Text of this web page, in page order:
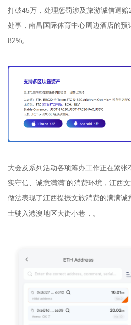
打破45万，处理惩罚涉及旅游诚信退
处事，南昌国际体育中心周边酒店的预
82%。
大会及系列活动各项筹办工作正在紧张
实守信、诚意满满”的消费环境，江西
做法表现了江西提振文旅消费的满满
士驶入港澳地区大街小巷，。